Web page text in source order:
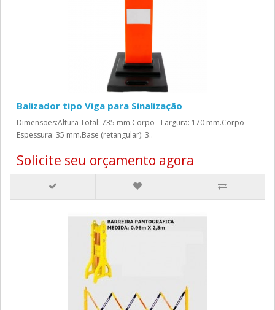
Balizador tipo Viga para Sinalização
Dimensões:Altura Total: 735 mm.Corpo - Largura: 170 mm.Corpo -
Espessura: 35 mm.Base (retangular): 3..
Solicite seu orçamento agora